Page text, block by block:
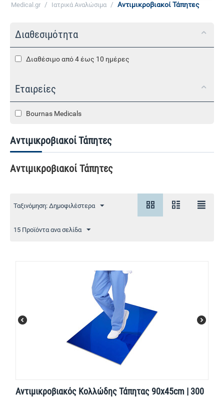
Medical.gr / Ιατρικά Αναλώσιμα / Αντιμικροβιακοί Τάπητες
Διαθεσιμότητα
Διαθέσιμο από 4 έως 10 ημέρες
Εταιρείες
Bournas Medicals
Αντιμικροβιακοί Τάπητες
Αντιμικροβιακοί Τάπητες
Ταξινόμηση: Δημοφιλέστερα
15 Προϊόντα ανα σελίδα
Αντιμικροβιακός Kολλώδης Τάπητας 90x45cm | 300